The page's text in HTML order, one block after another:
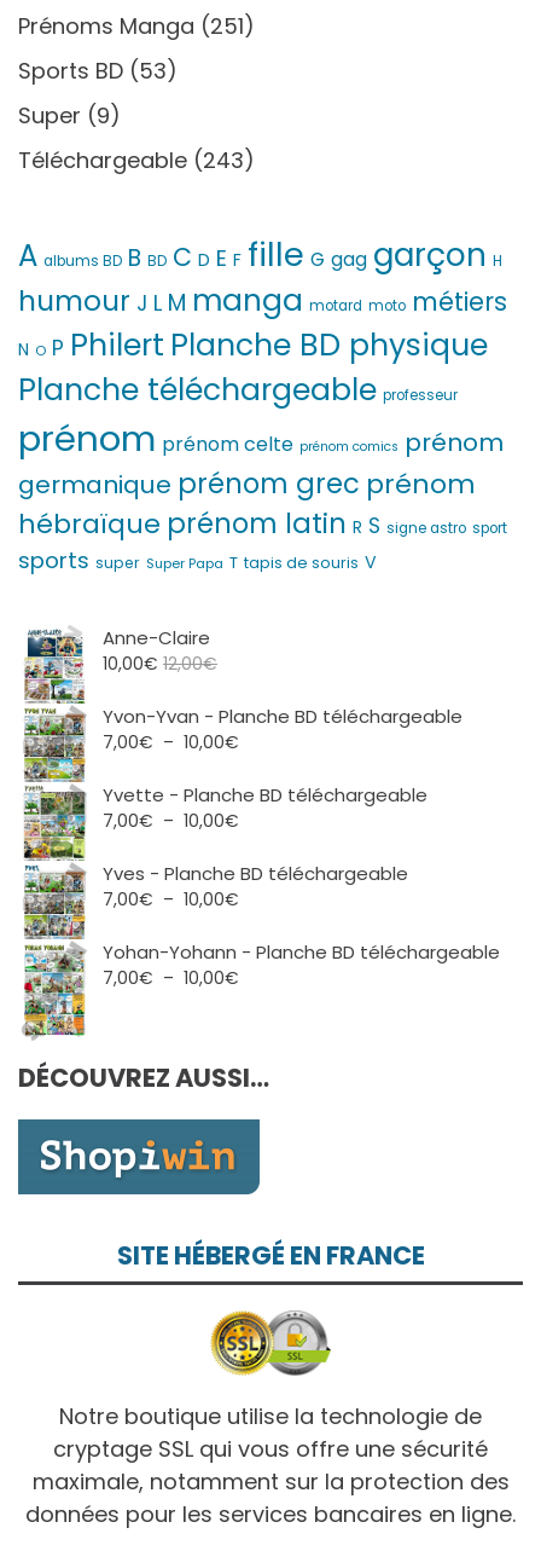
Prénoms Manga (251)
Sports BD (53)
Super (9)
Téléchargeable (243)
A albums BD B BD C D E F fille G gag garçon H
humour J L M manga motard moto métiers
N O P Philert Planche BD physique
Planche téléchargeable professeur
prénom prénom celte prénom comics prénom
germanique prénom grec prénom
hébraïque prénom latin R S signe astro sport
sports super Super Papa T tapis de souris V
Anne-Claire
10,00€ 12,00€
Yvon-Yvan - Planche BD téléchargeable
7,00€ – 10,00€
prix :
10,00€
Yvette - Planche BD téléchargeable
7,00€ – 10,00€
prix :
10,00€
Yves - Planche BD téléchargeable
7,00€ – 10,00€
prix :
Yohan-Yohann - Planche BD téléchargeable
7,00€ – 10,00€
à
DÉCOUVREZ AUSSI…
SITE HÉBERGÉ EN FRANCE
Notre boutique utilise la technologie de
cryptage SSL qui vous offre une sécurité
maximale, notamment sur la protection des
données pour les services bancaires en ligne.